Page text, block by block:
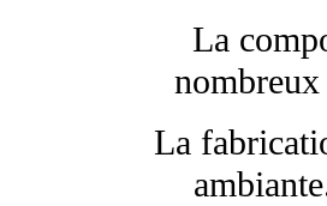
La
La